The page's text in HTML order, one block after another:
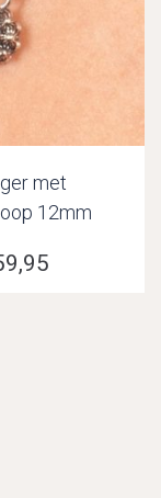
met
12mm